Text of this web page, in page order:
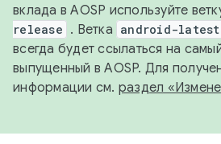
вклада в AOSP используйте
release . Ветка android-
всегда будет ссылаться на
выпущенный в AOSP. Для
информации см. раздел